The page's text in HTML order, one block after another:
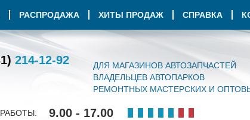
РАСПРОДАЖА ХИТЫ ПРОДАЖ СПРАВКА
214-12-92
ДЛЯ МАГАЗИНОВ АВТОЗАПЧАСТЕЙ
ВЛАДЕЛЬЦЕВ АВТОПАРКОВ
РЕМОНТНЫХ МАСТЕРСКИХ И
9.00 - 17.00